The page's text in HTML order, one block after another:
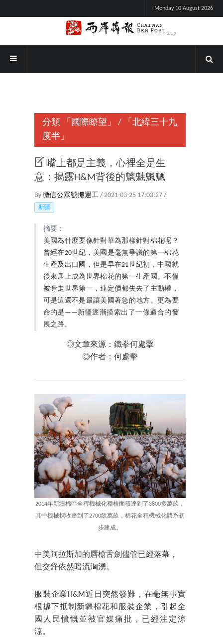
Monday 10 August 2026
分類 「國際瞭望」 /
「北緯三十九
度半」
嘴上都是主義，心裡全是生
意：揭露H&M背後的魑魅魍魉
By 微信公眾號搬運工 / 2021-03-25 17:03:27 /
新疆
摘要：
美國為什麼要像針對華為那樣針對棉花呢？
曾經在20世紀，美國是毫無爭議的第一棉花
生產及出口國，但是早在21世紀初，中國就
後來居上成為世界棉花的第一生產國。不僅
被奪走世界第一，連定價都失去了主動權，
可是這還不是最讓美國著急的地方。更為要
命的是——新疆逐漸摸索出了一條適合的發
展之路。
◎文章來源：鐵拳何處擊
◎作者：何處擊
2014年新疆棉區全程機械化種植面積達到了3800多萬畝，
其中機械採收達到了2700餘萬畝，棉花全程機械化體系初
步建成。
中美阿拉斯加的唇槍舌劍儘管已經落幕，
但交鋒依然暗流洶湧。
服裝企業H&M近日突然發難，在毫無事實
根據下抵制新疆棉花和服裝企業，引起全
國人民憤慨並被官媒痛批，已經注定涼
涼。